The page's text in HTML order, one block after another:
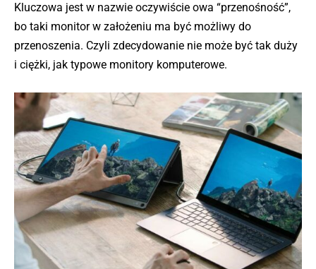
Kluczowa jest w nazwie oczywiście owa “przenośność”,
bo taki monitor w założeniu ma być możliwy do
przenoszenia. Czyli zdecydowanie nie może być tak duży
i ciężki, jak typowe monitory komputerowe.